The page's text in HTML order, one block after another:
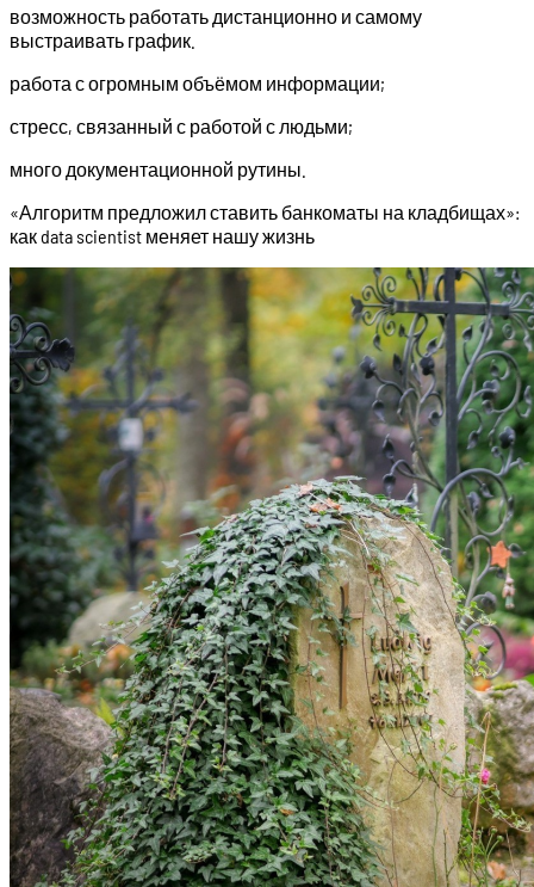
возможность работать дистанционно и самому
выстраивать график.
работа с огромным объёмом информации;
стресс, связанный с работой с людьми;
много документационной рутины.
«Алгоритм предложил ставить банкоматы на кладбищах»:
как data scientist меняет нашу жизнь